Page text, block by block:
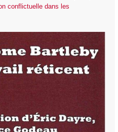
conflictuelle dans les